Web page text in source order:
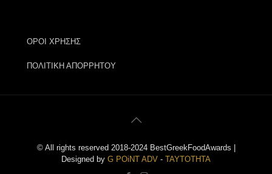
ΟΡΟΙ ΧΡΗΣΗΣ
ΠΟΛΙΤΙΚΗ ΑΠΟΡΡΗΤΟΥ
© All rights reserved 2018-2024 BestGreekFoodAwards |
Designed by G POiNT ADV - ΤΑΥΤΟΤΗΤΑ